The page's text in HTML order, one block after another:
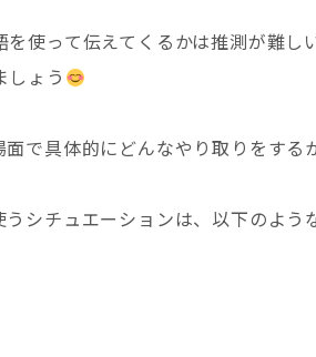
使って伝えてくるかは推測が難し
しょう
で具体的にどんなやり取りをする
シチュエーションは、以下のよう